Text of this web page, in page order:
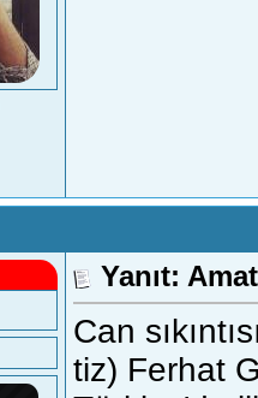
Yanıt:
Can
tiz) Ferhat